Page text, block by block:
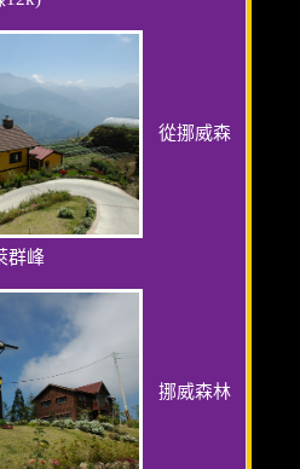
從挪威森
群峰
挪威森林